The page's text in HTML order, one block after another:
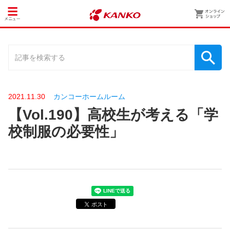
2021.11.30 カンコーホームルーム
【Vol.190】高校生が考える「学
校制服の必要性」